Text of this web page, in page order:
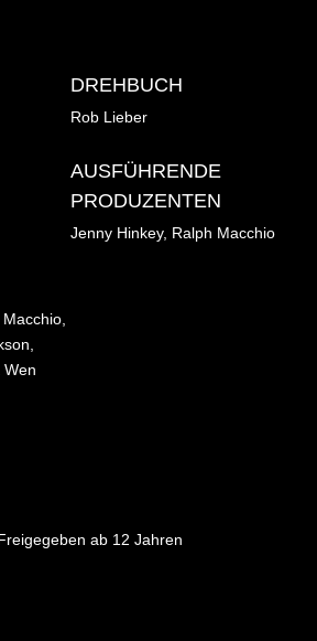
DREHBUCH
Rob Lieber
AUSFÜHRENDE
PRODUZENTEN
Jenny Hinkey, Ralph Macchio
Wen
ab 12 Jahren